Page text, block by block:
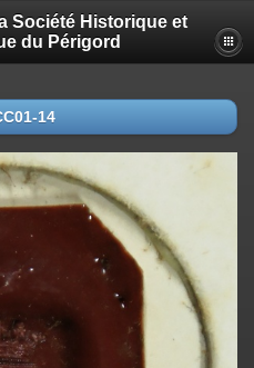
Société Historique et
du Périgord
14